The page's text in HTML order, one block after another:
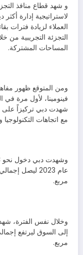
و شهد قطاع منافذ
لاستراتيجية إدارة أكثر
العملاء لزيادة فترات
التجزئة التجريبية من
المساحات المشتركة.
ومن المتوقع ظهور
شهدت دبي تركيزاً على
مع اتجاهات التكنولوجيا
مربع.
مربع.